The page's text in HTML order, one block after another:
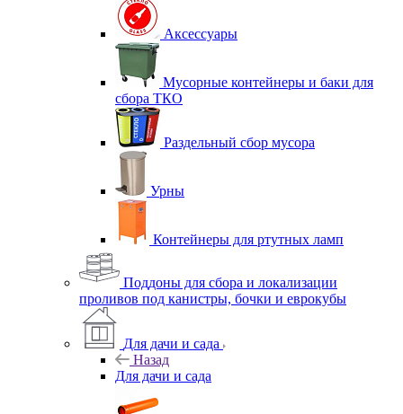
Аксессуары
Мусорные контейнеры и баки для
сбора ТКО
Раздельный сбор мусора
Урны
Контейнеры для ртутных ламп
Поддоны для сбора и локализации
проливов под канистры, бочки и еврокубы
Для дачи и сада
Назад
Для дачи и сада